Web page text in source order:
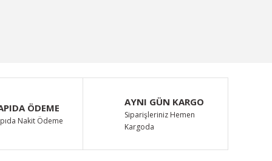
ÖDEME
Nakit Ödeme
AYNI GÜN KARGO
Siparişleriniz Hemen
Kargoda